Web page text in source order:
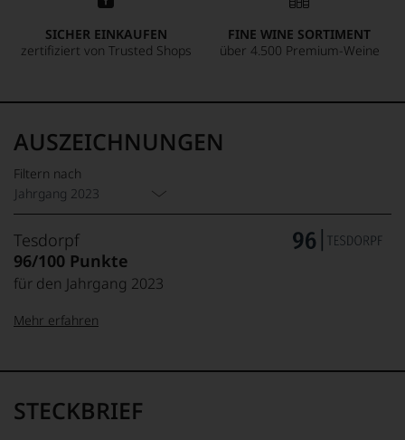
SICHER EINKAUFEN
zertifiziert von Trusted Shops
FINE WINE SORTIMENT
über 4.500 Premium-Weine
AUSZEICHNUNGEN
Filtern nach
Jahrgang 2023
Tesdorpf
96/100 Punkte
für den Jahrgang 2023
95–98 Punkte:
Name
Tesdorpf
Mehr erfahren
STECKBRIEF